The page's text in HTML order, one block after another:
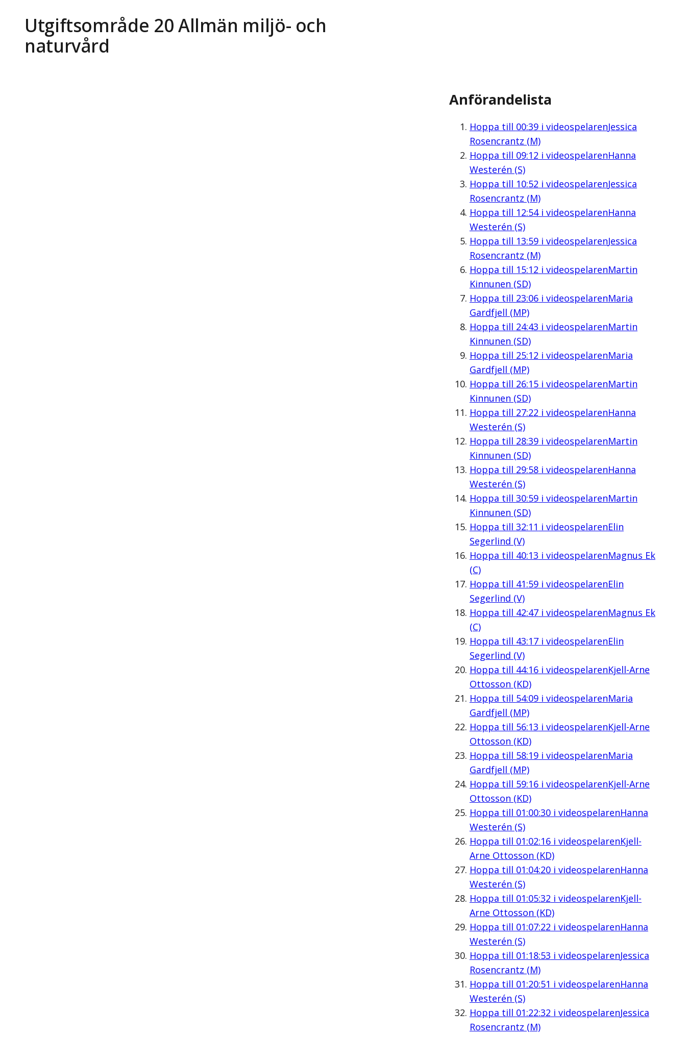
Utgiftsområde 20 Allmän miljö- och
naturvård
Anförandelista
Hoppa till 00:39i videospelarenJessica
Rosencrantz (M)
Hoppa till 09:12 i videospelarenHanna
Westerén (S)
Hoppa till 10:52 i videospelarenJessica
Rosencrantz (M)
Hoppa till 12:54i videospelarenHanna
Westerén (S)
Hoppa till 13:59i videospelarenJessica
Rosencrantz (M)
Hoppa till 15:12 i videospelarenMartin
Kinnunen (SD)
Hoppa till 23:06i videospelarenMaria
Gardfjell (MP)
Hoppa till 24:43 i videospelarenMartin
Kinnunen (SD)
Hoppa till 25:12 i videospelarenMaria
Gardfjell (MP)
Hoppa till 26:15i videospelarenMartin
Kinnunen (SD)
Hoppa till 27:22 i videospelarenHanna
Westerén (S)
Hoppa till 28:39i videospelarenMartin
Kinnunen (SD)
Hoppa till 29:58i videospelarenHanna
Westerén (S)
Hoppa till 30:59i videospelarenMartin
Kinnunen (SD)
Hoppa till 32:11 i videospelarenElin
Segerlind (V)
Hoppa till 40:13 i videospelarenMagnus Ek
(C)
Hoppa till 41:59i videospelarenElin
Segerlind (V)
Hoppa till 42:47i videospelarenMagnus Ek
(C)
Hoppa till 43:17i videospelarenElin
Segerlind (V)
Hoppa till 44:16i videospelarenKjell-Arne
Ottosson (KD)
Hoppa till 54:09i videospelarenMaria
Gardfjell (MP)
Hoppa till 56:13 i videospelarenKjell-Arne
Ottosson (KD)
Hoppa till 58:19i videospelarenMaria
Gardfjell (MP)
Hoppa till 59:16i videospelarenKjell-Arne
Ottosson (KD)
Hoppa till 01:00:30i videospelarenHanna
Westerén (S)
Hoppa till 01:02:16i videospelarenKjell-
Arne Ottosson (KD)
Hoppa till 01:04:20i videospelarenHanna
Westerén (S)
Hoppa till 01:05:32 i videospelarenKjell-
Arne Ottosson (KD)
Hoppa till 01:07:22 i videospelarenHanna
Westerén (S)
Hoppa till 01:18:53 i videospelarenJessica
Rosencrantz (M)
Hoppa till 01:20:51 i videospelarenHanna
Westerén (S)
Hoppa till 01:22:32 i videospelarenJessica
Rosencrantz (M)